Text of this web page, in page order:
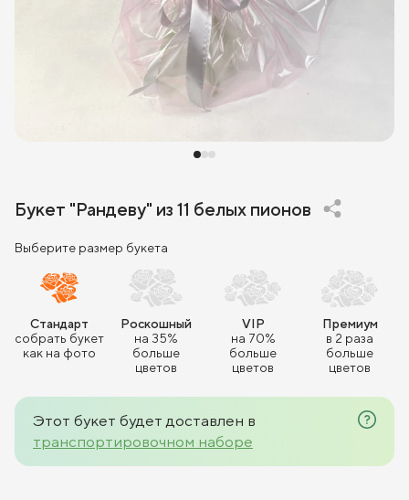
Букет "Рандеву" из 11 белых пионов
Выберите размер букета
Стандарт
собрать букет
как на фото
Роскошный
на 35%
больше
цветов
VIP
на 70%
больше
цветов
Премиум
в 2 раза
больше
цветов
Этот букет будет доставлен в
транспортировочном наборе